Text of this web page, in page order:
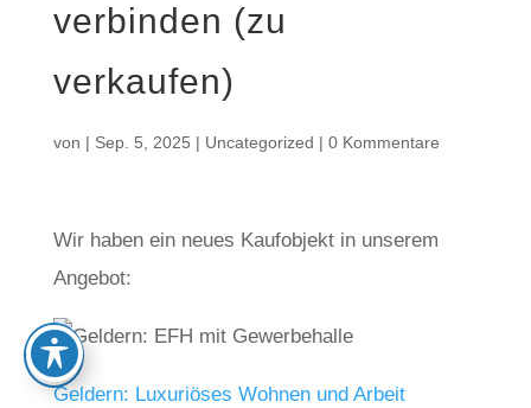
verbinden (zu
verkaufen)
von | Sep. 5, 2025 | Uncategorized | 0 Kommentare
Wir haben ein neues Kaufobjekt in unserem
Angebot:
Geldern: Luxuriöses Wohnen und Arbeit